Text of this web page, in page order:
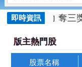
即時資訊
向影響力 奪三獎
版主熱門股
股票名稱